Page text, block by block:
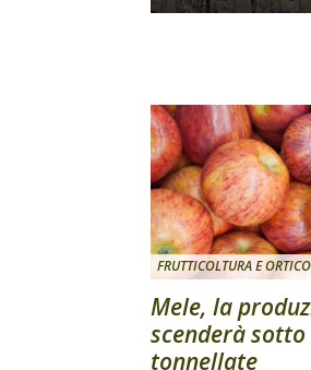
FRUTTICOLTURA E
Mele, la
scenderà
tonnellate